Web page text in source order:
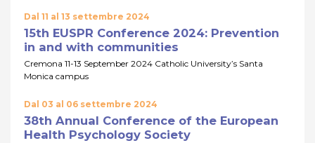
Dal 11 al 13 settembre 2024
15th EUSPR Conference 2024: Prevention
in and with communities
Cremona 11-13 September 2024 Catholic University’s Santa
Monica campus
Dal 03 al 06 settembre 2024
38th Annual Conference of the European
Health Psychology Society